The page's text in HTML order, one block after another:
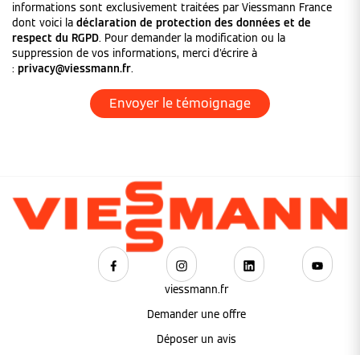
informations sont exclusivement traitées par Viessmann France
dont voici la déclaration de protection des données et de
respect du RGPD. Pour demander la modification ou la
suppression de vos informations, merci d'écrire à
: privacy@viessmann.fr.
viessmann.fr
Demander une offre
Déposer un avis